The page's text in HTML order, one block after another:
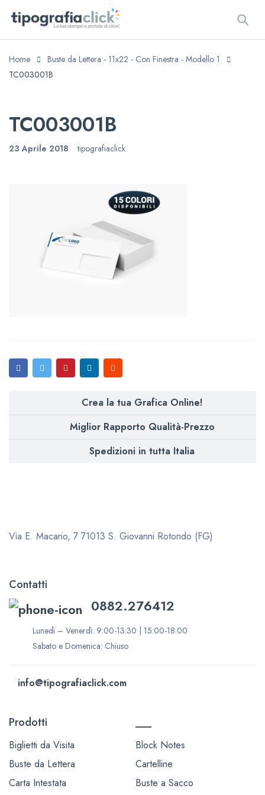
Home
Buste da Lettera - 11x22 - Con Finestra - Modello 1
TC003001B
TC003001B
23 Aprile 2018 tipografiaclick
Crea la tua Grafica Online!
Miglior Rapporto Qualità-Prezzo
Spedizioni in tutta Italia
Via E. Macario, 7 71013 S. Giovanni Rotondo (FG)
Contatti
0882.276412
Lunedì – Venerdì: 9:00-13:30 | 15:00-18:00
Sabato e Domenica: Chiuso
info@tipografiaclick.com
Prodotti
Biglietti da Visita
Buste da Lettera
Carta Intestata
Block Notes
Cartelline
Buste a Sacco